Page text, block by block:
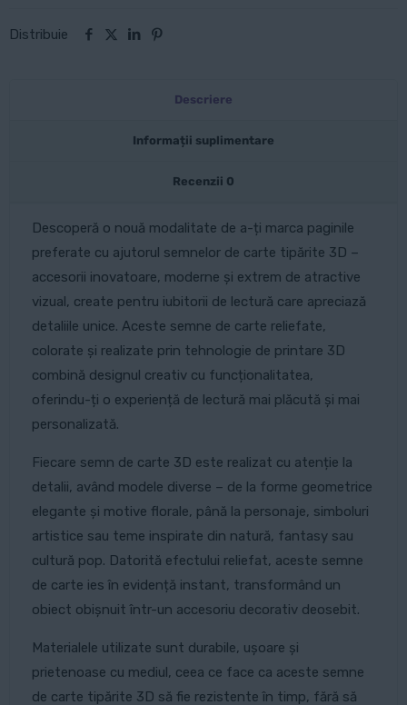
Distribuie
Descriere
Informații suplimentare
Recenzii 0
Descoperă o nouă modalitate de a-ți marca paginile
preferate cu ajutorul semnelor de carte tipărite 3D –
accesorii inovatoare, moderne și extrem de atractive
vizual, create pentru iubitorii de lectură care apreciază
detaliile unice. Aceste semne de carte reliefate,
colorate și realizate prin tehnologie de printare 3D
combină designul creativ cu funcționalitatea,
oferindu-ți o experiență de lectură mai plăcută și mai
personalizată.
Fiecare semn de carte 3D este realizat cu atenție la
detalii, având modele diverse – de la forme geometrice
elegante și motive florale, până la personaje, simboluri
artistice sau teme inspirate din natură, fantasy sau
cultură pop. Datorită efectului reliefat, aceste semne
de carte ies în evidență instant, transformând un
obiect obișnuit într-un accesoriu decorativ deosebit.
Materialele utilizate sunt durabile, ușoare și
prietenoase cu mediul, ceea ce face ca aceste semne
de carte tipărite 3D să fie rezistente în timp, fără să